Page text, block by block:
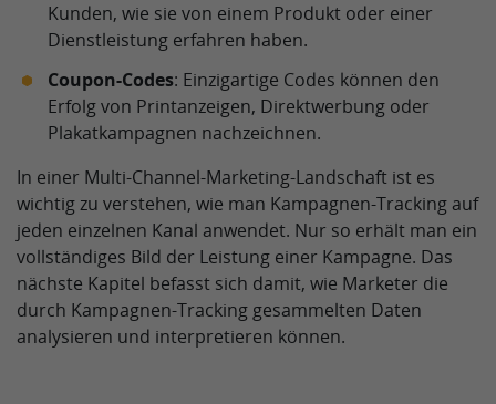
Kunden, wie sie von einem Produkt oder einer
Dienstleistung erfahren haben.
Coupon-Codes: Einzigartige Codes können den
Erfolg von Printanzeigen, Direktwerbung oder
Plakatkampagnen nachzeichnen.
In einer Multi-Channel-Marketing-Landschaft ist es
wichtig zu verstehen, wie man Kampagnen-Tracking auf
jeden einzelnen Kanal anwendet. Nur so erhält man ein
vollständiges Bild der Leistung einer Kampagne. Das
nächste Kapitel befasst sich damit, wie Marketer die
durch Kampagnen-Tracking gesammelten Daten
analysieren und interpretieren können.